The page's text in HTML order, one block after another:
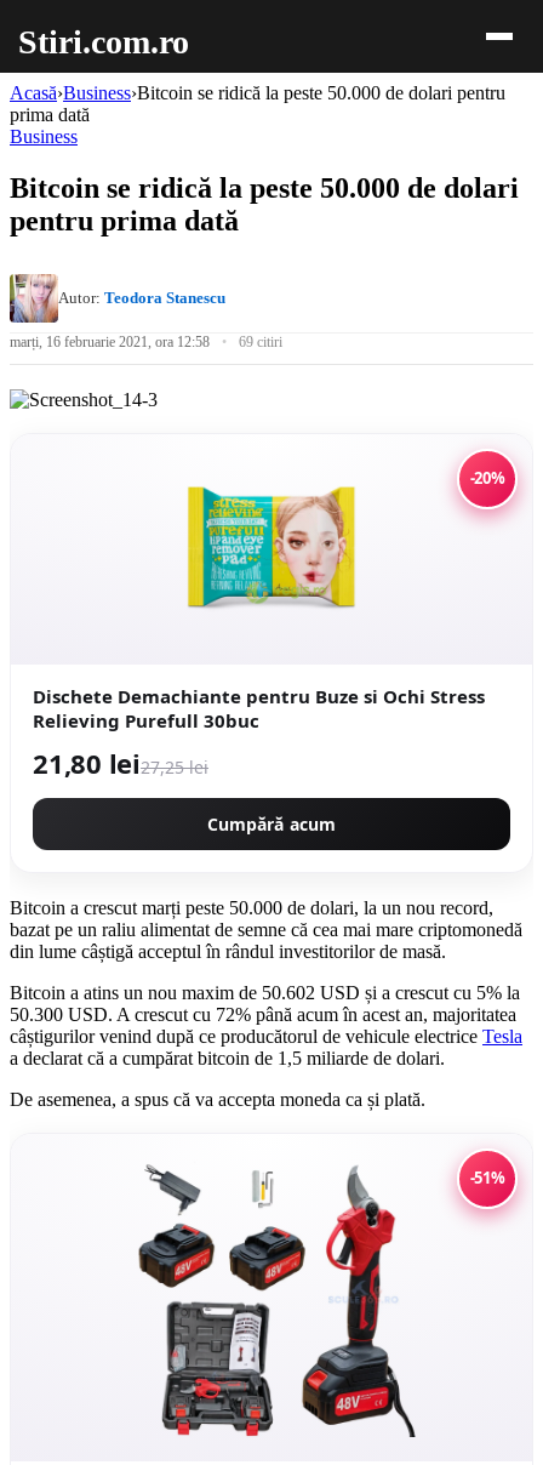
Stiri.com.ro
Acasă›Business›Bitcoin se ridică la peste 50.000 de dolari pentru
prima dată
Business
Bitcoin se ridică la peste 50.000 de dolari
pentru prima dată
Autor: Teodora Stanescu
marți, 16 februarie 2021, ora 12:58 69 citiri
-20%
Dischete Demachiante pentru Buze si Ochi Stress
Relieving Purefull 30buc
21,80 lei27,25 lei
Cumpără acum
Bitcoin a crescut marți peste 50.000 de dolari, la un nou record,
bazat pe un raliu alimentat de semne că cea mai mare criptomonedă
din lume câștigă acceptul în rândul investitorilor de masă.
Bitcoin a atins un nou maxim de 50.602 USD și a crescut cu 5% la
50.300 USD. A crescut cu 72% până acum în acest an, majoritatea
câștigurilor venind după ce producătorul de vehicule electrice Tesla
a declarat că a cumpărat bitcoin de 1,5 miliarde de dolari.
De asemenea, a spus că va accepta moneda ca și plată.
-51%